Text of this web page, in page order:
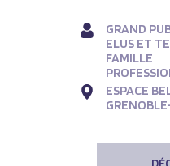
GRAND
ELUS ET
FAMILLE
ESPACE